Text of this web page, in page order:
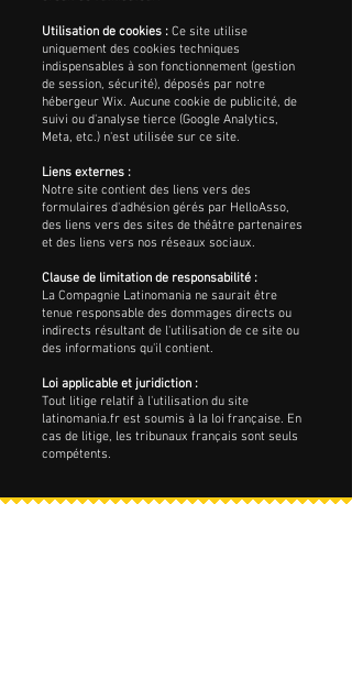
Utilisation de cookies : Ce site utilise
uniquement des cookies techniques
indispensables à son fonctionnement (gestion
de session, sécurité), déposés par notre
hébergeur Wix. Aucune cookie de publicité, de
suivi ou d'analyse tierce (Google Analytics,
Meta, etc.) n'est utilisée sur ce site.
Liens externes :
Notre site contient des liens vers des
formulaires d'adhésion gérés par HelloAsso,
des liens vers des sites de théâtre partenaires
et des liens vers nos réseaux sociaux.
Clause de limitation de responsabilité :
La Compagnie Latinomania ne saurait être
tenue responsable des dommages directs ou
indirects résultant de l'utilisation de ce site ou
des informations qu'il contient.
Loi applicable et juridiction :
Tout litige relatif à l'utilisation du site
latinomania.fr est soumis à la loi française. En
cas de litige, les tribunaux français sont seuls
compétents.